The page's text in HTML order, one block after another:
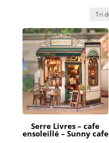
Serre Livres – cafe
ensoleillé – Sunny cafe